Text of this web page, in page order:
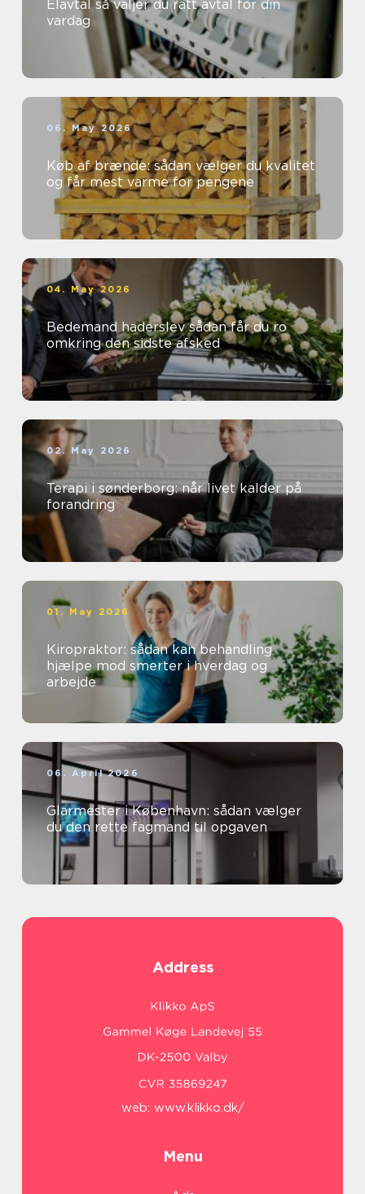
Elavtal så väljer du rätt avtal för din
vardag
06. May 2026
Køb af brænde: sådan vælger du kvalitet
og får mest varme for pengene
04. May 2026
Bedemand haderslev sådan får du ro
omkring den sidste afsked
02. May 2026
Terapi i sønderborg: når livet kalder på
forandring
01. May 2026
Kiropraktor: sådan kan behandling
hjælpe mod smerter i hverdag og
arbejde
06. April 2026
Glarmester i København: sådan vælger
du den rette fagmand til opgaven
Address
web: www.klikko.dk/
Menu